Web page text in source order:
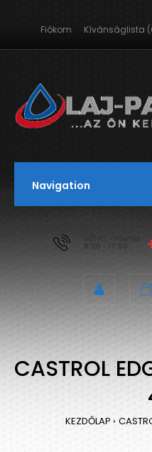
Fiókom Kívánságlista
Navigation
HÉTFŐ - PÉNTEK
8:00 - 17:00
CASTROL
KEZDŐLAP